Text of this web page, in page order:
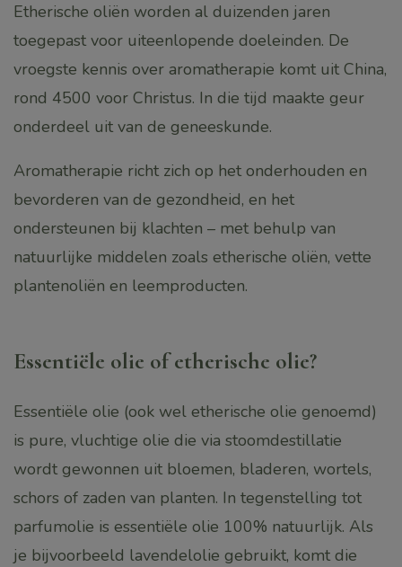
Etherische oliën worden al duizenden jaren
toegepast voor uiteenlopende doeleinden. De
vroegste kennis over aromatherapie komt uit China,
rond 4500 voor Christus. In die tijd maakte geur
onderdeel uit van de geneeskunde.
Aromatherapie richt zich op het onderhouden en
bevorderen van de gezondheid, en het
ondersteunen bij klachten – met behulp van
natuurlijke middelen zoals etherische oliën, vette
plantenoliën en leemproducten.
Essentiële olie of etherische olie?
Essentiële olie (ook wel etherische olie genoemd)
is pure, vluchtige olie die via stoomdestillatie
wordt gewonnen uit bloemen, bladeren, wortels,
schors of zaden van planten. In tegenstelling tot
parfumolie is essentiële olie 100% natuurlijk. Als
je bijvoorbeeld lavendelolie gebruikt, komt die